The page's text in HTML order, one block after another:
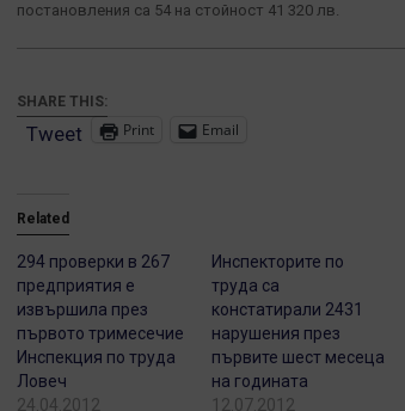
постановления са 54 на стойност 41 320 лв.
SHARE THIS:
Tweet Print Email
Related
294 проверки в 267
предприятия е
извършила през
първото тримесечие
Инспекция по труда
Ловеч
24.04.2012
Инспекторите по
труда са
констатирали 2431
нарушения през
първите шест месеца
на годината
12.07.2012